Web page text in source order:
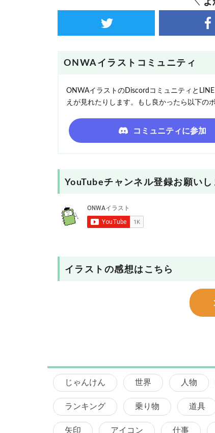
よ
ONWAイラストコミュニティ
ONWAイラストのDiscordコミュニティと
えが見れたりします。もし良かったら以下の
コミュニティに参加
YouTubeチャンネル登録お願いし
イラストの感想はこちら
じゃんけん 世界 人物
ランキング 乗り物 道具
矢印 アイコン 仕事